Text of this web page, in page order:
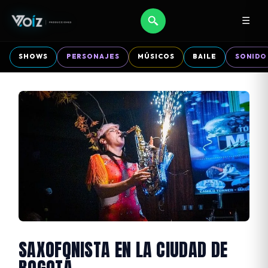
☰
SHOWS PERSONAJES MÚSICOS BAILE SONIDO
SAXOFONISTA EN LA CIUDAD DE